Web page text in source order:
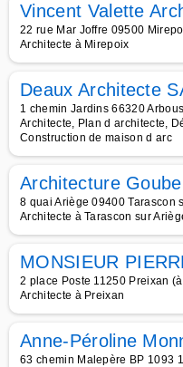
Vincent Valette
22 rue Mar Joffre 09500
Architecte à Mirepoix
Deaux Architecte
1 chemin Jardins 66320
Architecte, Plan d architecte,
Construction de maison d arc
Architecture
8 quai Ariège 09400 Tarascon
Architecte à Tarascon sur
MONSIEUR
2 place Poste 11250 Preixan
Architecte à Preixan
Anne-Péroline
63 chemin Malepère BP 1093